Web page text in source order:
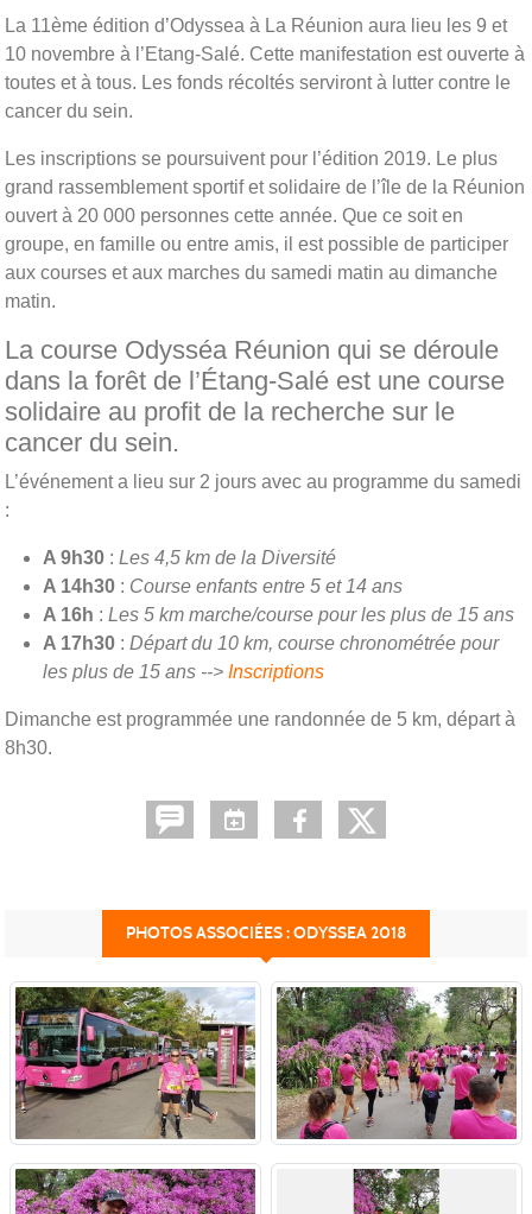
La 11ème édition d’Odyssea à La Réunion aura lieu les 9 et
10 novembre à l’Etang-Salé. Cette manifestation est ouverte à
toutes et à tous. Les fonds récoltés serviront à lutter contre le
cancer du sein.
Les inscriptions se poursuivent pour l’édition 2019. Le plus
grand rassemblement sportif et solidaire de l’île de la Réunion
ouvert à 20 000 personnes cette année. Que ce soit en
groupe, en famille ou entre amis, il est possible de participer
aux courses et aux marches du samedi matin au dimanche
matin.
La course Odysséa Réunion qui se déroule
dans la forêt de l’Étang-Salé est une course
solidaire au profit de la recherche sur le
cancer du sein.
L’événement a lieu sur 2 jours avec au programme du samedi
:
A 9h30 : Les 4,5 km de la Diversité
A 14h30 : Course enfants entre 5 et 14 ans
A 16h : Les 5 km marche/course pour les plus de 15 ans
A 17h30 : Départ du 10 km, course chronométrée pour
les plus de 15 ans --> Inscriptions
Dimanche est programmée une randonnée de 5 km, départ à
8h30.
PHOTOS ASSOCIÉES : ODYSSEA 2018